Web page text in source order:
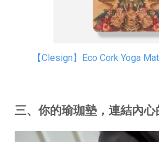
【Clesign】Eco Cork Yoga
三、你的瑜珈墊，連結內心